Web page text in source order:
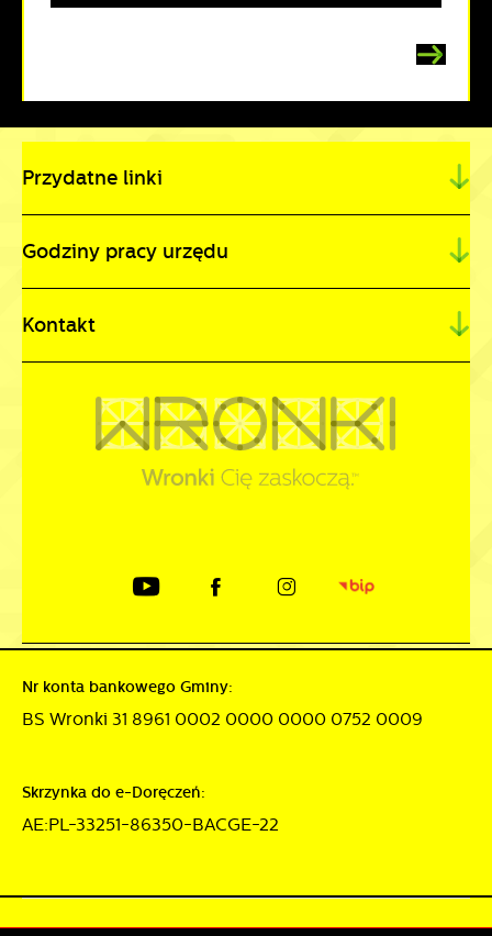
Przydatne linki
Godziny pracy urzędu
Kontakt
Nr konta bankowego Gminy:
BS Wronki 31 8961 0002 0000 0000 0752 0009
Skrzynka do e-Doręczeń:
AE:PL-33251-86350-BACGE-22